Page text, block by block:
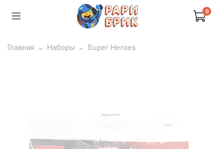
0
Главная Наборы Super Heroes